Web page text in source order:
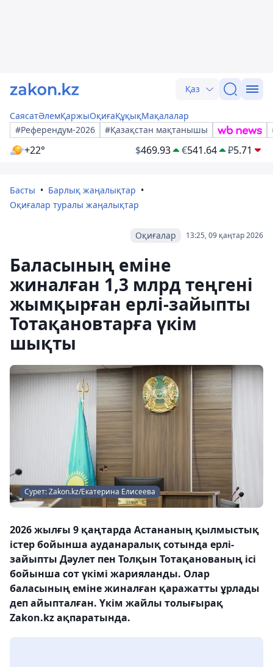
Қаз
СаясатӘлемҚаржыОқиғаҚұқықМақалалар
#Референдум-2026
#Қазақстан мақтанышы
+22° $469.93 €541.64 ₽5.71
Басты
Барлық жаңалықтар
Оқиғалар туралы жаңалықтар
13:25, 09 қаңтар 2026
Оқиғалар
Баласының еміне
жиналған 1,3 млрд теңгені
жымқырған ерлі-зайыпты
Тотақановтарға үкім
шықты
Сурет: Zakon.kz/Екатерина Елисеева
2026 жылғы 9 қаңтарда Астананың қылмыстық
істер бойынша ауданаралық сотында ерлі-
зайыпты Дәулет пен Толқын Тотақанованың ісі
бойынша сот үкімі жарияланды. Олар
баласының еміне жиналған қаражатты ұрлады
деп айыпталған. Үкім жайлы толығырақ
Zakon.kz ақпаратында.